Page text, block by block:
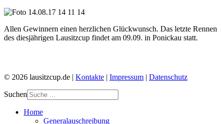
Allen Gewinnern einen herzlichen Glückwunsch. Das letzte Rennen
des diesjährigen Lausitzcup findet am 09.09. in Ponickau statt.
© 2026 lausitzcup.de | Kontakte | Impressum | Datenschutz
Suchen
Home
Generalauschreibung